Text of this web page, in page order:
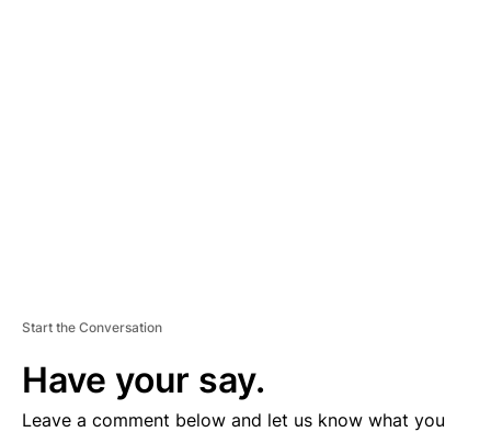
Start the Conversation
Have your say.
Leave a comment below and let us know what you